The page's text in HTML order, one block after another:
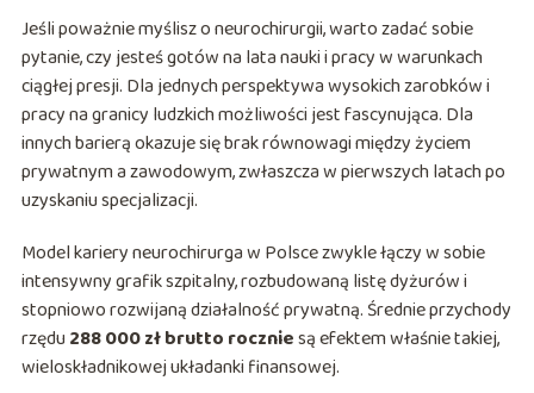
Jeśli poważnie myślisz o neurochirurgii, warto zadać sobie
pytanie, czy jesteś gotów na lata nauki i pracy w warunkach
ciągłej presji. Dla jednych perspektywa wysokich zarobków i
pracy na granicy ludzkich możliwości jest fascynująca. Dla
innych barierą okazuje się brak równowagi między życiem
prywatnym a zawodowym, zwłaszcza w pierwszych latach po
uzyskaniu specjalizacji.
Model kariery neurochirurga w Polsce zwykle łączy w sobie
intensywny grafik szpitalny, rozbudowaną listę dyżurów i
stopniowo rozwijaną działalność prywatną. Średnie przychody
rzędu288 000 zł brutto roczniesą efektem właśnie takiej,
wieloskładnikowej układanki finansowej.